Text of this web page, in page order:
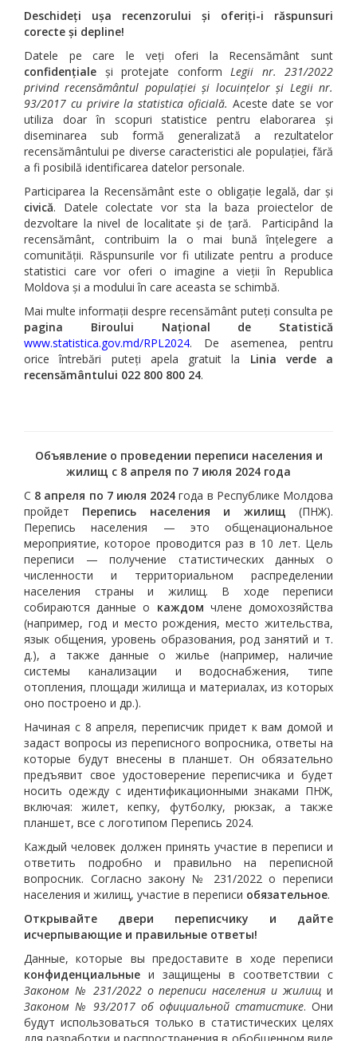
Deschideți ușa recenzorului și oferiți-i răspunsuri
corecte și depline!
Datele pe care le veți oferi la Recensământ sunt
confidențiale și protejate conform Legii nr. 231/2022
privind recensământul populației și locuințelor și Legii nr.
93/2017 cu privire la statistica oficială. Aceste date se vor
utiliza doar în scopuri statistice pentru elaborarea și
diseminarea sub formă generalizată a rezultatelor
recensământului pe diverse caracteristici ale populației, fără
a fi posibilă identificarea datelor personale.
Participarea la Recensământ este o obligație legală, dar și
civică. Datele colectate vor sta la baza proiectelor de
dezvoltare la nivel de localitate și de țară. Participând la
recensământ, contribuim la o mai bună înțelegere a
comunității. Răspunsurile vor fi utilizate pentru a produce
statistici care vor oferi o imagine a vieții în Republica
Moldova și a modului în care aceasta se schimbă.
Mai multe informații despre recensământ puteți consulta pe
pagina Biroului Național de Statistică
www.statistica.gov.md/RPL2024. De asemenea, pentru
orice întrebări puteți apela gratuit la Linia verde a
recensământului 022 800 800 24.
Объявление о проведении переписи населения и
жилищ с 8 апреля по 7 июля 2024 года
С 8 апреля по 7 июля 2024 года в Республике Молдова
пройдет Перепись населения и жилищ (ПНЖ).
Перепись населения — это общенациональное
мероприятие, которое проводится раз в 10 лет. Цель
переписи — получение статистических данных о
численности и территориальном распределении
населения страны и жилищ. В ходе переписи
собираются данные о каждом члене домохозяйства
(например, год и место рождения, место жительства,
язык общения, уровень образования, род занятий и т.
д.), а также данные о жилье (например, наличие
системы канализации и водоснабжения, типе
отопления, площади жилища и материалах, из которых
оно построено и др.).
Начиная с 8 апреля, переписчик придет к вам домой и
задаст вопросы из переписного вопросника, ответы на
которые будут внесены в планшет. Он обязательно
предъявит свое удостоверение переписчика и будет
носить одежду с идентификационными знаками ПНЖ,
включая: жилет, кепку, футболку, рюкзак, а также
планшет, все с логотипом Перепись 2024.
Каждый человек должен принять участие в переписи и
ответить подробно и правильно на переписной
вопросник. Согласно закону № 231/2022 о переписи
населения и жилищ, участие в переписи обязательное.
Открывайте двери переписчику и дайте
исчерпывающие и правильные ответы!
Данные, которые вы предоставите в ходе переписи
конфиденциальные и защищены в соответствии с
Законом № 231/2022 о переписи населения и жилищ и
Законом № 93/2017 об официальной статистике. Они
будут использоваться только в статистических целях